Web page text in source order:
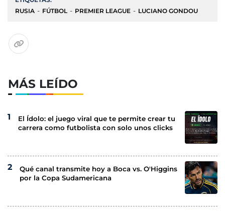
RUSIA
FÚTBOL PREMIER LEAGUE LUCIANO GONDOU
MÁS LEÍDO
El Ídolo: el juego viral que te permite crear tu
carrera como futbolista con solo unos clicks
Qué canal transmite hoy a Boca vs. O'Higgins
por la Copa Sudamericana